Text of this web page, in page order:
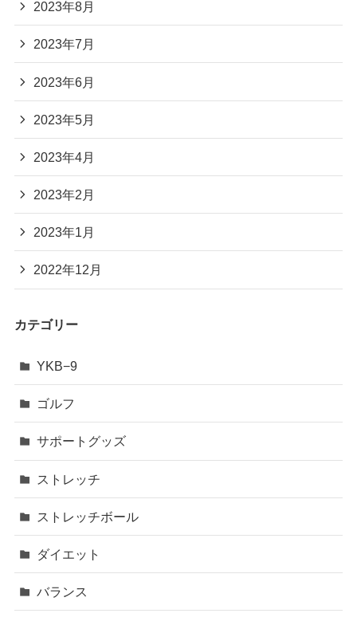
2023年8月
2023年7月
2023年6月
2023年5月
2023年4月
2023年2月
2023年1月
2022年12月
カテゴリー
YKB−9
ゴルフ
サポートグッズ
ストレッチ
ストレッチボール
ダイエット
バランス